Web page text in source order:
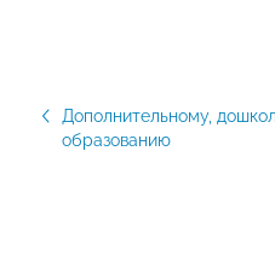
Дополнительному,
образованию